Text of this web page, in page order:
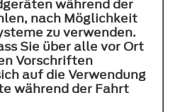
während der
nach Möglichkeit
zu verwenden.
Sie über alle vor Ort
Vorschriften
auf die Verwendung
während der Fahrt